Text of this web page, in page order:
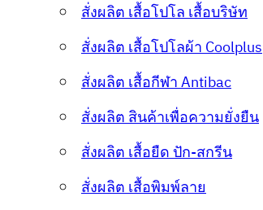
สั่งผลิต เสื้อโปโล เสื้อบริษัท
สั่งผลิต เสื้อโปโลผ้า Coolplus
สั่งผลิต เสื้อกีฬา Antibac
สั่งผลิต สินค้าเพื่อความยั่งยืน
สั่งผลิต เสื้อยืด ปัก-สกรีน
สั่งผลิต เสื้อพิมพ์ลาย